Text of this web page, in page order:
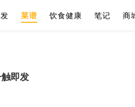
菜谱 饮食健康 笔记 商
即发